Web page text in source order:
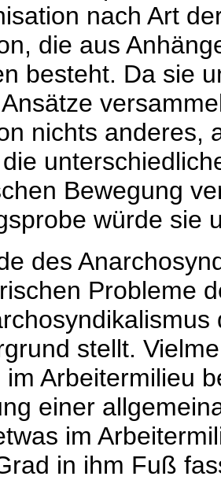
nach Art
die aus
besteht. Da sie
nichts anderes,
Bewegung
würde sie
des
Probleme
stellt.
Arbeitermilieu
einer
im
in ihm Fuß